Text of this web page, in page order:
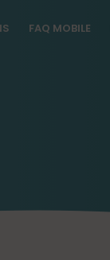
FAQ MOBILE